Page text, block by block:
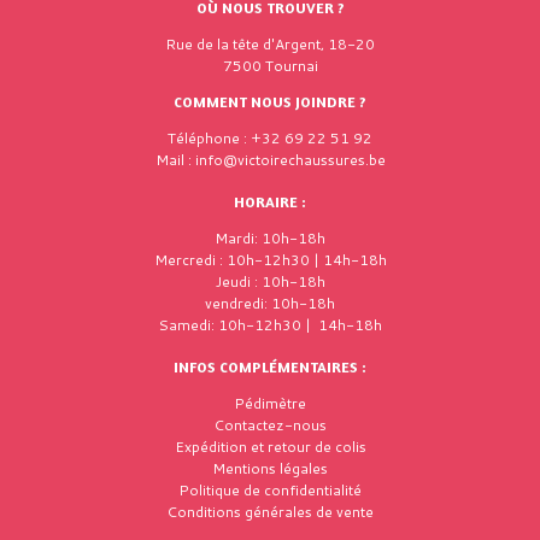
OÙ NOUS TROUVER ?
Rue de la tête d'Argent, 18-20
7500 Tournai
COMMENT NOUS JOINDRE ?
Téléphone : +32 69 22 51 92
Mail : info@victoirechaussures.be
HORAIRE :
Mardi: 10h-18h
Mercredi : 10h-12h30 | 14h-18h
Jeudi : 10h-18h
vendredi: 10h-18h
Samedi: 10h-12h30 | 14h-18h
INFOS COMPLÉMENTAIRES :
Pédimètre
Contactez-nous
Expédition et retour de colis
Mentions légales
Politique de confidentialité
Conditions générales de vente